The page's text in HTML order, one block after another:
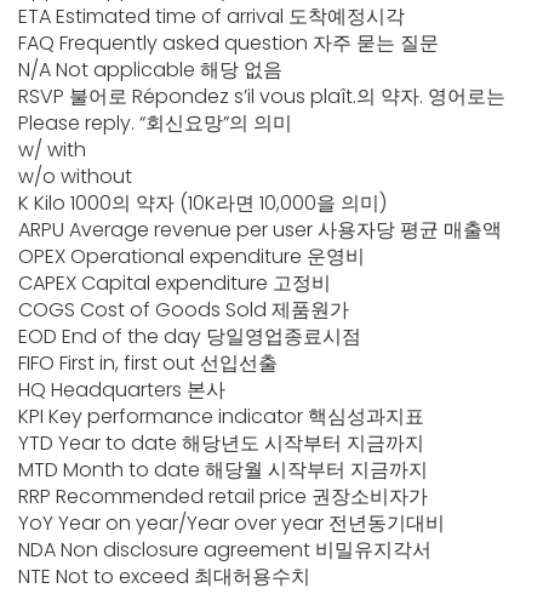
ETA Estimated time of arrival 도착예정시각
FAQ Frequently asked question 자주 묻는 질문
N/A Not applicable 해당 없음
RSVP 불어로 Répondez s’il vous plaît.의 약자. 영어로는
Please reply. “회신요망”의 의미
w/ with
w/o without
K Kilo 1000의 약자 (10K라면 10,000을 의미)
ARPU Average revenue per user 사용자당 평균 매출액
OPEX Operational expenditure 운영비
CAPEX Capital expenditure 고정비
COGS Cost of Goods Sold 제품원가
EOD End of the day 당일영업종료시점
FIFO First in, first out 선입선출
HQ Headquarters 본사
KPI Key performance indicator 핵심성과지표
YTD Year to date 해당년도 시작부터 지금까지
MTD Month to date 해당월 시작부터 지금까지
RRP Recommended retail price 권장소비자가
YoY Year on year/Year over year 전년동기대비
NDA Non disclosure agreement 비밀유지각서
NTE Not to exceed 최대허용수치